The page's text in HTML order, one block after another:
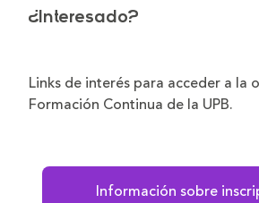
¿Interesado?
Links de interés para acceder a la
Formación Continua de la UPB.
Información sobre